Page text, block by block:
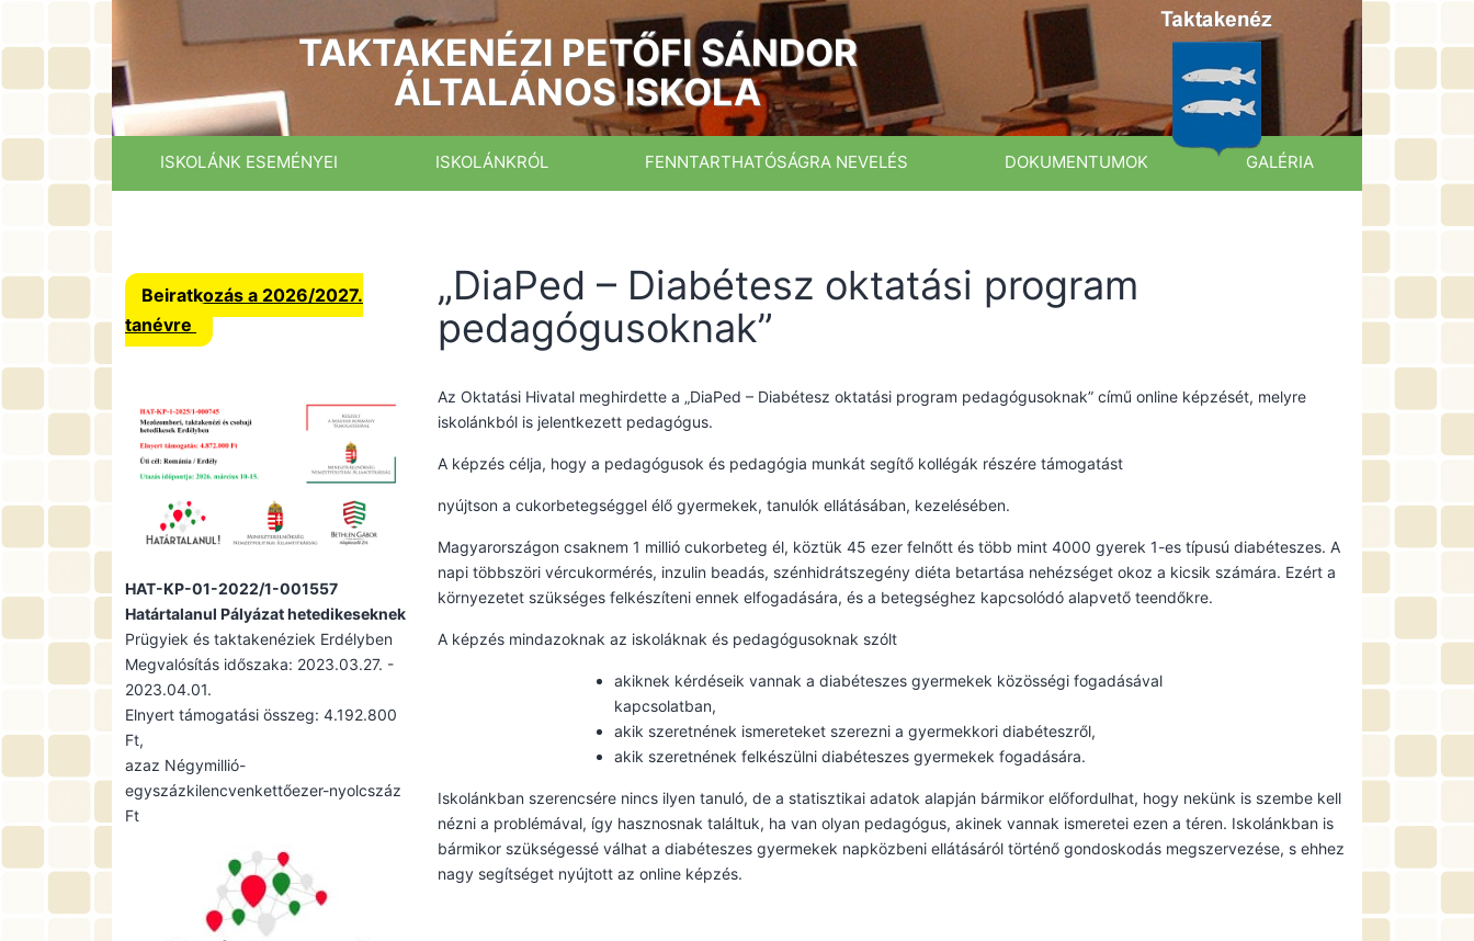
TAKTAKENÉZI PETŐFI SÁNDOR
ÁLTALÁNOS ISKOLA
ISKOLÁNK ESEMÉNYEI ISKOLÁNKRÓL FENNTARTHATÓSÁGRA NEVELÉS DOKUMENTUMOK GALÉRIA
Beiratkozás a 2026/2027.
tanévre
HAT-KP-01-2022/1-001557
Határtalanul Pályázat hetedikeseknek
Prügyiek és taktakenéziek Erdélyben
Megvalósítás időszaka: 2023.03.27. -
2023.04.01.
Elnyert támogatási összeg: 4.192.800
Ft,
azaz Négymillió-
egyszázkilencvenkettőezer-nyolcszáz
Ft
„DiaPed – Diabétesz oktatási program
pedagógusoknak”
Az Oktatási Hivatal meghirdette a „DiaPed – Diabétesz oktatási program pedagógusoknak” című online képzését, melyre
iskolánkból is jelentkezett pedagógus.
A képzés célja, hogy a pedagógusok és pedagógia munkát segítő kollégák részére támogatást
nyújtson a cukorbetegséggel élő gyermekek, tanulók ellátásában, kezelésében.
Magyarországon csaknem 1 millió cukorbeteg él, köztük 45 ezer felnőtt és több mint 4000 gyerek 1-es típusú diabéteszes. A
napi többszöri vércukormérés, inzulin beadás, szénhidrátszegény diéta betartása nehézséget okoz a kicsik számára. Ezért a
környezetet szükséges felkészíteni ennek elfogadására, és a betegséghez kapcsolódó alapvető teendőkre.
A képzés mindazoknak az iskoláknak és pedagógusoknak szólt
akiknek kérdéseik vannak a diabéteszes gyermekek közösségi fogadásával
kapcsolatban,
akik szeretnének ismereteket szerezni a gyermekkori diabéteszről,
akik szeretnének felkészülni diabéteszes gyermekek fogadására.
Iskolánkban szerencsére nincs ilyen tanuló, de a statisztikai adatok alapján bármikor előfordulhat, hogy nekünk is szembe kell
nézni a problémával, így hasznosnak találtuk, ha van olyan pedagógus, akinek vannak ismeretei ezen a téren. Iskolánkban is
bármikor szükségessé válhat a diabéteszes gyermekek napközbeni ellátásáról történő gondoskodás megszervezése, s ehhez
nagy segítséget nyújtott az online képzés.